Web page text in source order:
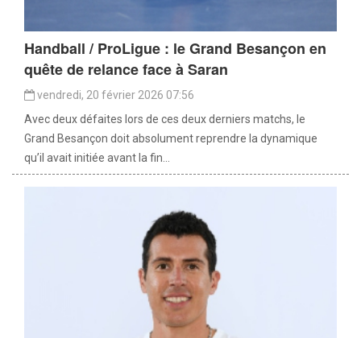
Handball / ProLigue : le Grand Besançon en
quête de relance face à Saran
vendredi, 20 février 2026 07:56
Avec deux défaites lors de ces deux derniers matchs, le
Grand Besançon doit absolument reprendre la dynamique
qu’il avait initiée avant la fin...